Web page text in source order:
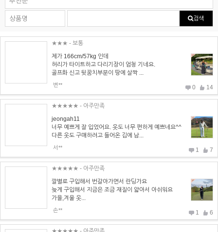
검색
★★★ - 보통
제가 166cm/57kg 인데
허리가 타이트하고 다리기장이 엄청 기네요.
골프화 신고 뒷꿈치부분이 땅에 살짝 ...
변** 0 14
★★★★★ - 아주만족
jeongah11
너무 예쁘게 잘 입었어요. 옷도 너무 편하게 예쁘네요^^
다른 옷도 구매하려고 들어온 김에 남...
서** 1 7
★★★★★ - 아주만족
깔별로 구입해서 번갈아가면서 란딩가요
늦게 구입해서 지금은 조금 재질이 얇아서 아쉬워요
가을,겨울 옷...
손** 1 6